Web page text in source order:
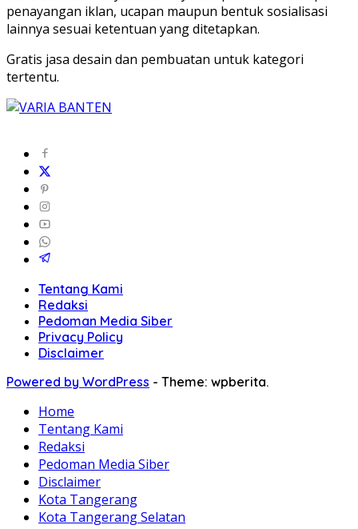
penayangan iklan, ucapan maupun bentuk sosialisasi
lainnya sesuai ketentuan yang ditetapkan.
Gratis jasa desain dan pembuatan untuk kategori
tertentu.
Tentang Kami
Redaksi
Pedoman Media Siber
Privacy Policy
Disclaimer
Powered by WordPress - Theme: wpberita.
Home
Tentang Kami
Redaksi
Pedoman Media Siber
Disclaimer
Kota Tangerang
Kota Tangerang Selatan